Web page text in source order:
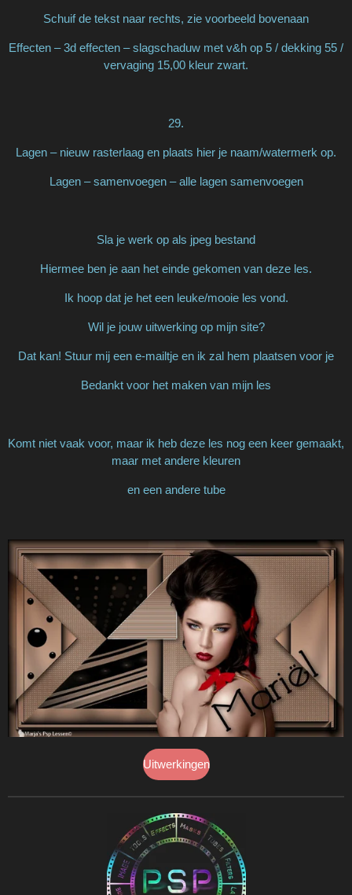
Schuif de tekst naar rechts, zie voorbeeld bovenaan
Effecten – 3d effecten – slagschaduw met v&h op 5 / dekking 55 /
vervaging 15,00 kleur zwart.
29.
Lagen – nieuw rasterlaag en plaats hier je naam/watermerk op.
Lagen – samenvoegen – alle lagen samenvoegen
Sla je werk op als jpeg bestand
Hiermee ben je aan het einde gekomen van deze les.
Ik hoop dat je het een leuke/mooie les vond.
Wil je jouw uitwerking op mijn site?
Dat kan! Stuur mij een e-mailtje en ik zal hem plaatsen voor je
Bedankt voor het maken van mijn les
Komt niet vaak voor, maar ik heb deze les nog een keer gemaakt,
maar met andere kleuren
en een andere tube
Uitwerkingen